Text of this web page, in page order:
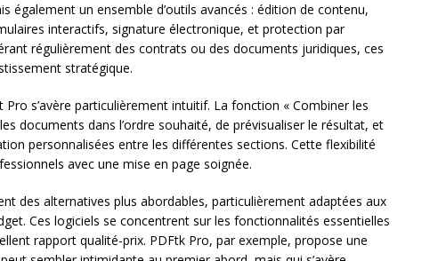
également un ensemble d’outils avancés : édition de contenu,
interactifs, signature électronique, et protection par
régulièrement des contrats ou des documents juridiques, ces
stratégique.
s’avère particulièrement intuitif. La fonction « Combiner les
documents dans l’ordre souhaité, de prévisualiser le résultat, et
personnalisées entre les différentes sections. Cette flexibilité
avec une mise en page soignée.
des alternatives plus abordables, particulièrement adaptées aux
Ces logiciels se concentrent sur les fonctionnalités essentielles
rapport qualité-prix. PDFtk Pro, par exemple, propose une